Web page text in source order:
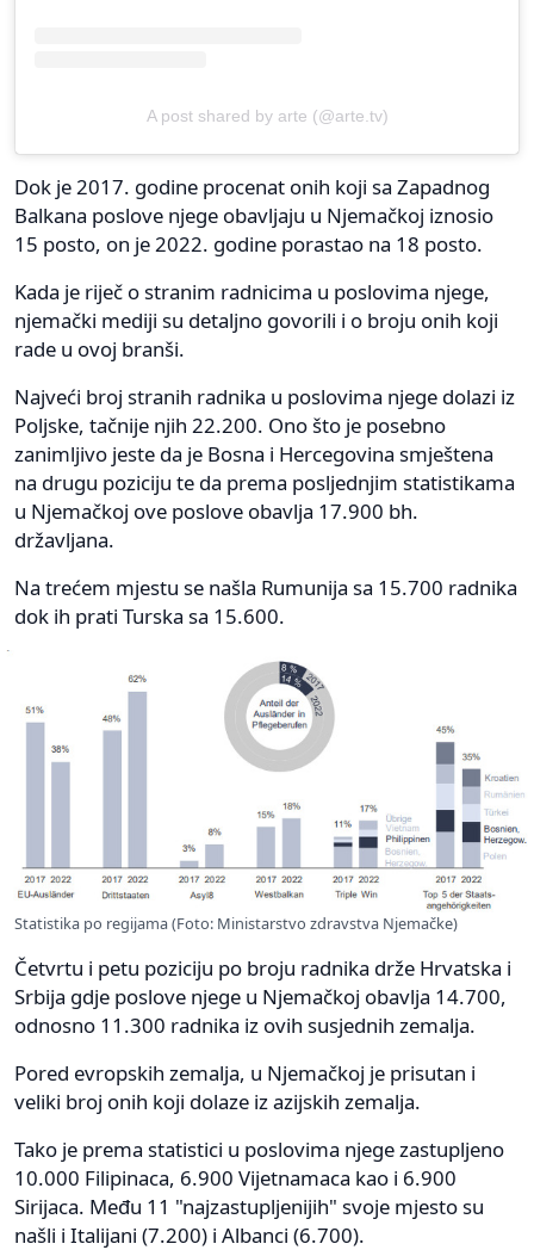
A post shared by arte (@arte.tv)
Dok je 2017. godine procenat onih koji sa Zapadnog
Balkana poslove njege obavljaju u Njemačkoj iznosio
15 posto, on je 2022. godine porastao na 18 posto.
Kada je riječ o stranim radnicima u poslovima njege,
njemački mediji su detaljno govorili i o broju onih koji
rade u ovoj branši.
Najveći broj stranih radnika u poslovima njege dolazi iz
Poljske, tačnije njih 22.200. Ono što je posebno
zanimljivo jeste da je Bosna i Hercegovina smještena
na drugu poziciju te da prema posljednjim statistikama
u Njemačkoj ove poslove obavlja 17.900 bh.
državljana.
Na trećem mjestu se našla Rumunija sa 15.700 radnika
dok ih prati Turska sa 15.600.
Statistika po regijama (Foto: Ministarstvo zdravstva Njemačke)
Četvrtu i petu poziciju po broju radnika drže Hrvatska i
Srbija gdje poslove njege u Njemačkoj obavlja 14.700,
odnosno 11.300 radnika iz ovih susjednih zemalja.
Pored evropskih zemalja, u Njemačkoj je prisutan i
veliki broj onih koji dolaze iz azijskih zemalja.
Tako je prema statistici u poslovima njege zastupljeno
10.000 Filipinaca, 6.900 Vijetnamaca kao i 6.900
Sirijaca. Među 11 "najzastupljenijih" svoje mjesto su
našli i Italijani (7.200) i Albanci (6.700).